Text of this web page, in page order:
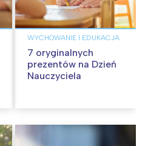
WYCHOWANIE I EDUKACJA
7 oryginalnych
prezentów na Dzień
Nauczyciela